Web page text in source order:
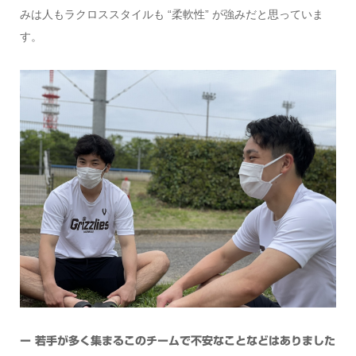
みは人もラクロススタイルも “柔軟性” が強みだと思っていま
す。
ー 若手が多く集まるこのチームで不安なことなどはありました